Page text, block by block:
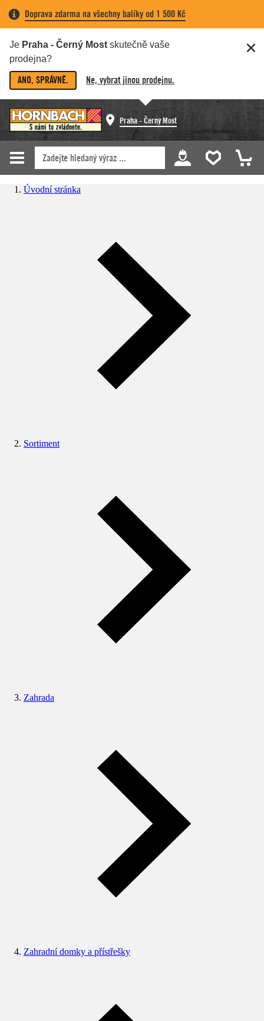
Doprava zdarma na všechny balíky od 1 500 Kč
Je Praha - Černý Most skutečně vaše
prodejna?
ANO, SPRÁVNĚ. Ne, vybrat jinou prodejnu.
Praha - Černý Most
Úvodní stránka
Sortiment
Zahrada
Zahradní domky a přístřešky